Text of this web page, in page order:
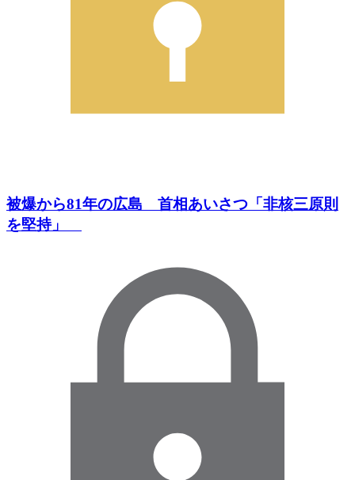
被爆から81年の広島 首相あいさつ「非核三原則
を堅持」